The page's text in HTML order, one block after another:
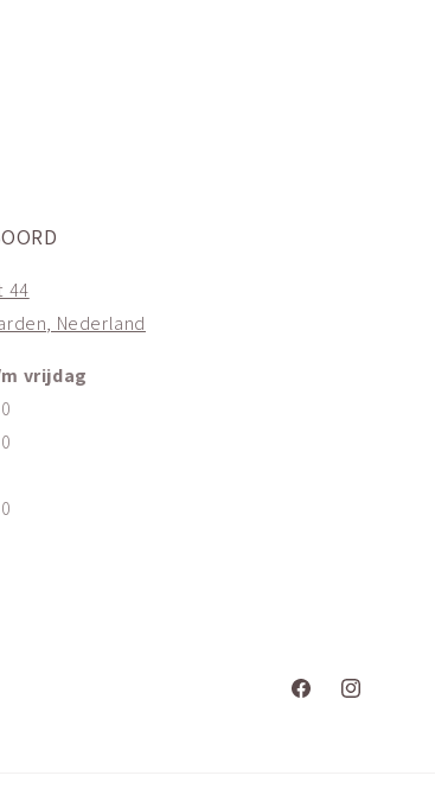
44
Nederland
vrijdag
FacebookInstagram